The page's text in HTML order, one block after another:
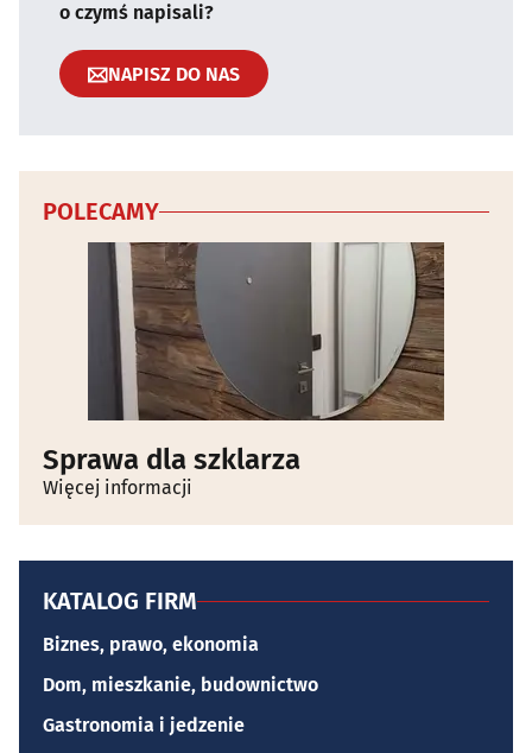
o czymś napisali?
NAPISZ DO NAS
POLECAMY
Sprawa dla szklarza
Więcej informacji
KATALOG FIRM
Biznes, prawo, ekonomia
Dom, mieszkanie, budownictwo
Gastronomia i jedzenie